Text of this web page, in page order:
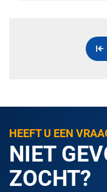
HEEFT U EEN
NIET
ZOCHT?